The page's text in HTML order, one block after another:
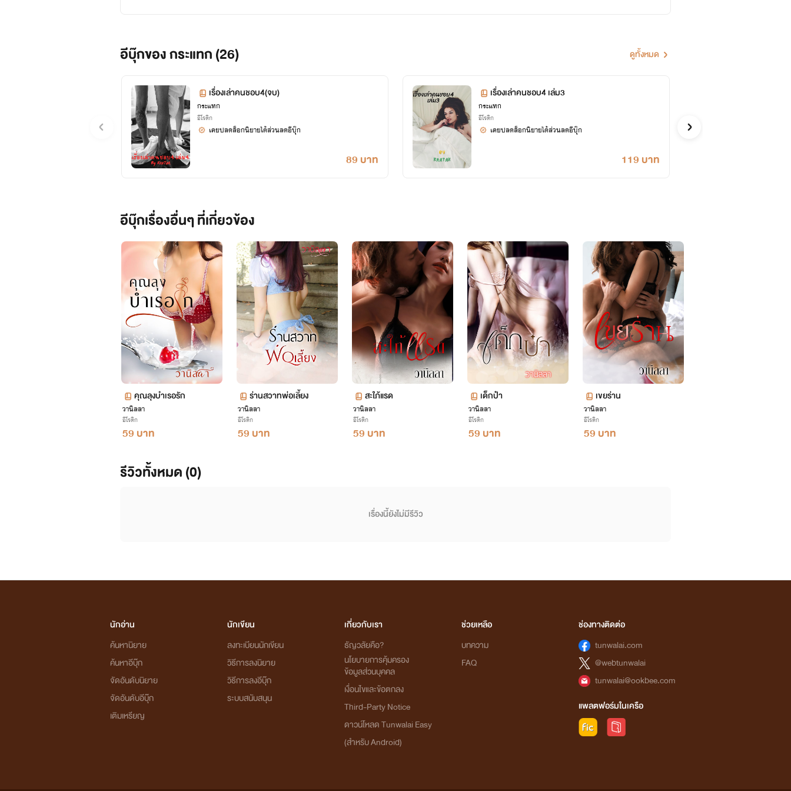
อีบุ๊กของ กระแทก (26) ดูทั้งหมด
เรื่องเล่าคนชอบ4(จบ)
กระแทก
อีโรติก
89 บาท
เคยปลดล็อกนิยายได้ส่วนลดอีบุ๊ก
เรื่องเล่าคนชอบ4 เล่ม3
กระแทก
อีโรติก
119 บาท
เคยปลดล็อกนิยายได้ส่วนลดอีบุ๊ก
อีบุ๊กเรื่องอื่นๆ ที่เกี่ยวข้อง
คุณลุงบำเรอรัก
วานิลลา
อีโรติก
59 บาท
ร่านสวาทพ่อเลี้ยง
วานิลลา
อีโรติก
59 บาท
สะใภ้แรด
วานิลลา
อีโรติก
59 บาท
เด็กป๋า
วานิลลา
อีโรติก
59 บาท
เขยร่าน
วานิลลา
อีโรติก
59 บาท
รีวิวทั้งหมด (0)
เรื่องนี้ยังไม่มีรีวิว
นักอ่าน
ค้นหานิยาย
ค้นหาอีบุ๊ก
จัดอันดับนิยาย
จัดอันดับอีบุ๊ก
เติมเหรียญ
นักเขียน
ลงทะเบียนนักเขียน
วิธีการลงนิยาย
วิธีการลงอีบุ๊ก
ระบบสนับสนุน
เกี่ยวกับเรา
ธัญวลัยคือ?
นโยบายการคุ้มครอง
ข้อมูลส่วนบุคคล
เงื่อนไขและข้อตกลง
Third-Party Notice
ดาวน์โหลด Tunwalai Easy
(สำหรับ Android)
ช่วยเหลือ
บทความ
FAQ
ช่องทางติดต่อ
tunwalai.com
@webtunwalai
tunwalai@ookbee.com
แพลตฟอร์มในเครือ